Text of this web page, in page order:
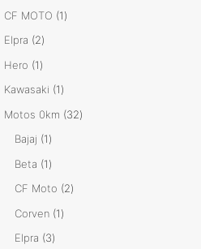
productos
CF MOTO 11
Elpra 22
productos
Hero 11
producto
Kawasaki 11
producto
Motos 0km 3232
Bajaj 11
producto
Beta 11
producto
CF Moto 22
Corven 11
Elpra 33